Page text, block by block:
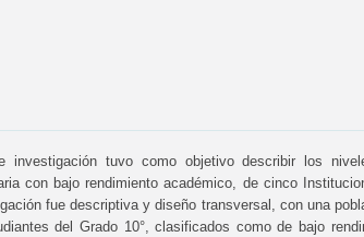
investigación tuvo como objetivo describir los
con bajo rendimiento académico, de cinco
fue descriptiva y diseño transversal, con una
del Grado 10°, clasificados como de bajo